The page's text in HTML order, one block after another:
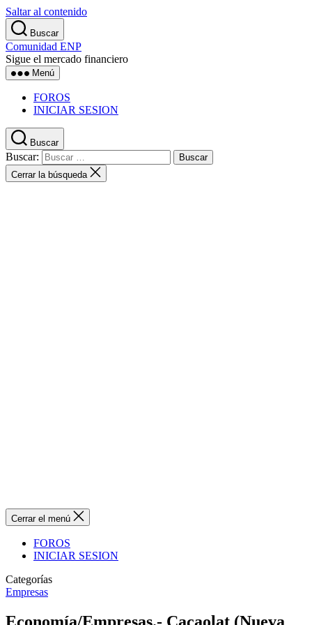
Saltar al contenido
Buscar
Comunidad ENP
Sigue el mercado financiero
Menú
FOROS
INICIAR SESION
Buscar
Buscar:
Cerrar la búsqueda
Cerrar el menú
FOROS
INICIAR SESION
Categorías
Empresas